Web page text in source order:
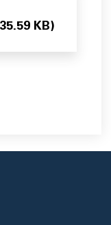
KB)